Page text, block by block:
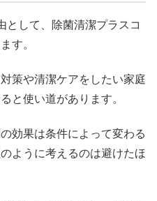
として、除菌清潔プラスコ
す。
策や清潔ケアをしたい家庭
と使い道があります。
効果は条件によって変わる
ように考えるのは避けたほ